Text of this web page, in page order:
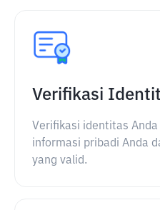
Verifikasi
Verifikasi identitas
informasi pribadi Anda
yang valid.